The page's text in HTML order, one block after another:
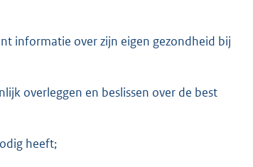
informatie over zijn eigen gezondheid bij
overleggen en beslissen over de best
heeft;